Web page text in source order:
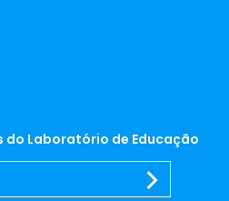
do Laboratório de Educação